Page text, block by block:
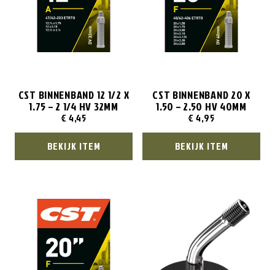
CST BINNENBAND 12 1/2 X
1.75 – 2 1/4 HV 32MM
€ 4,45
BEKIJK ITEM
CST BINNENBAND 20 X
1.50 – 2.50 HV 40MM
€ 4,95
BEKIJK ITEM